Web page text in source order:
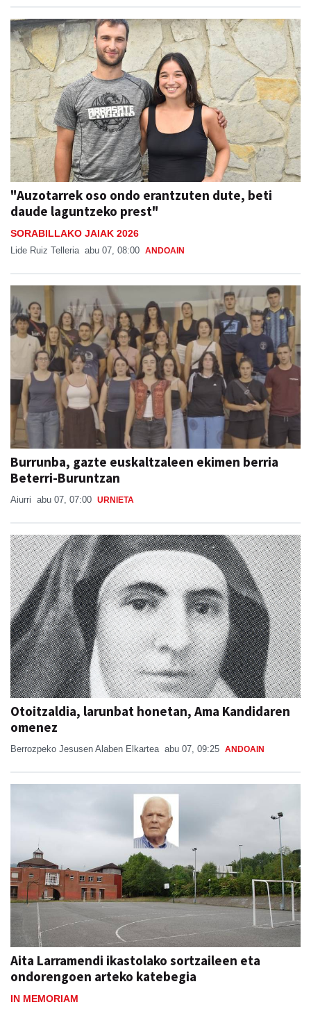
"Auzotarrek oso ondo erantzuten dute, beti
daude laguntzeko prest"
SORABILLAKO JAIAK 2026
Lide Ruiz Telleria abu 07, 08:00 ANDOAIN
Burrunba, gazte euskaltzaleen ekimen berria
Beterri-Buruntzan
Aiurri abu 07, 07:00 URNIETA
Otoitzaldia, larunbat honetan, Ama Kandidaren
omenez
Berrozpeko Jesusen Alaben Elkartea abu 07, 09:25 ANDOAIN
Aita Larramendi ikastolako sortzaileen eta
ondorengoen arteko katebegia
IN MEMORIAM